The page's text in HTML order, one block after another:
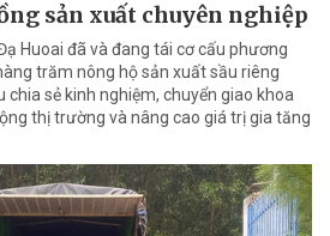
sản xuất chuyên nghiệp
Huoai đã và đang tái cơ cấu phương
trăm nông hộ sản xuất sầu riêng
chia sẻ kinh nghiệm, chuyển giao khoa
thị trường và nâng cao giá trị gia tăng